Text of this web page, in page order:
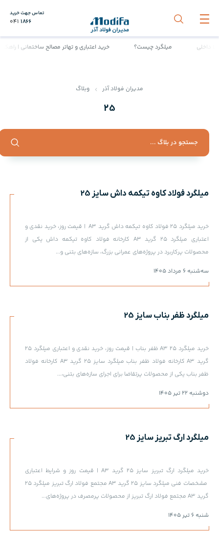
تماس جهت خرید
041 1866
میلگرد چیست؟ خرید اعتباری و تهاتر مصالح ساختمانی | راهکار
مدیران فولاد آذر وبلاگ
25
میلگرد فولاد کاوه تیکمه داش سایز 25
خرید میلگرد 25 فولاد کاوه تیکمه داش گرید A3 | قیمت روز، خرید نقدی و
اعتباری میلگرد 25 گرید A3 کارخانه فولاد کاوه تیکمه داش یکی از
محصولات پرکاربرد در پروژه‌های عمرانی بزرگ، سازه‌های بتنی و...
سه‌شنبه 6 مرداد 1405
میلگرد ظفر بناب سایز 25
خرید میلگرد A3 25 ظفر بناب | قیمت روز، خرید نقدی و اعتباری میلگرد 25
گرید A3 کارخانه فولاد ظفر بناب میلگرد سایز 25 گرید A3 کارخانه فولاد
ظفر بناب یکی از محصولات پرتقاضا برای اجرای سازه‌های بتنی،...
دوشنبه 22 تیر 1405
میلگرد ارگ تبریز سایز 25
خرید میلگرد ارگ تبریز سایز 25 گرید A3 | قیمت روز و شرایط اعتباری
مشخصات فنی میلگرد سایز 25 گرید A3 مجتمع فولاد ارگ تبریز میلگرد 25
گرید A3 مجتمع فولاد ارگ تبریز از محصولات پرمصرف در پروژه‌های...
شنبه 6 تیر 1405